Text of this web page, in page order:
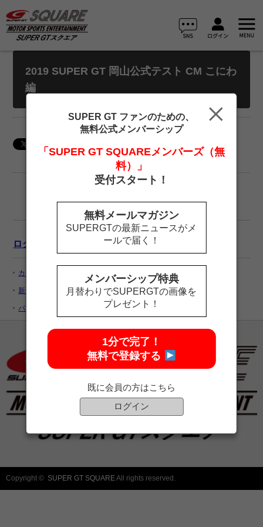
2019 SUPER GT 岡山公式テスト CM こにわ
編
ログイン
カートを見る
新規ユーザー登録
パスワードをお忘れですか ?
Copyright © SUPER GT SQUAREAll rights reserved.
SUPER GT ファンのための、
無料公式メンバーシップ
「SUPER GT SQUAREメンバーズ（無
料）」
受付スタート！
無料メールマガジン
SUPERGTの最新ニュースがメ
ールで届く！
メンバーシップ特典
月替わりでSUPERGTの画像を
プレゼント！
1分で完了！
無料で登録する
既に会員の方はこちら
ログイン